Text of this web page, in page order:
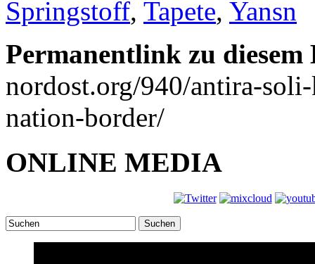
Springstoff, Tapete, Yansn
Permanentlink zu
nordost.org/940/antira-
nation-border/
ONLINE MEDIA
Suchen